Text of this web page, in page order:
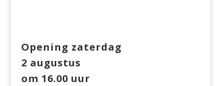
Opening zaterdag
2 augustus
om 16.00 uur